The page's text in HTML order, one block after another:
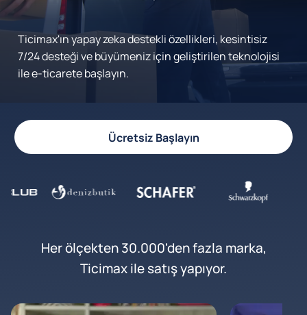
Ticimax'ın yapay zeka destekli özellikleri, kesintisiz
7/24 desteği ve büyümeniz için geliştirilen teknolojisi
ile e-ticarete başlayın.
Ücretsiz Başlayın
Her ölçekten 30.000'den fazla marka,
Ticimax ile satış yapıyor.